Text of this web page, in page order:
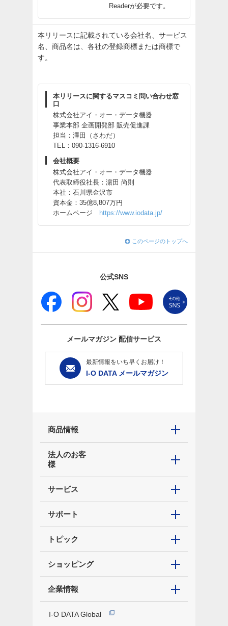
Readerが必要です。
本リリースに記載されている会社名、サービス
名、商品名は、各社の登録商標または商標で
す。
本リリースに関するマスコミ問い合わせ窓
口
株式会社アイ・オー・データ機器
事業本部 企画開発部 販売促進課
担当：澤田（さわだ）
TEL：090-1316-6910
会社概要
株式会社アイ・オー・データ機器
代表取締役社長：濵田 尚則
本社：石川県金沢市
資本金：35億8,807万円
ホームページ
https://www.iodata.jp/
このページのトップへ
公式SNS
メールマガジン 配信サービス
最新情報をいち早くお届け！
I-O DATA メールマガジン
商品情報
法人のお客
様
サービス
サポート
トピック
ショッピング
企業情報
I-O DATA Global